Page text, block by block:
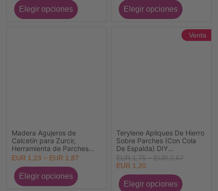
Madera Agujeros de
Calcetín para Zurcir,
Herramienta de Parches
para Tejer a Ganchillo Seta
1 Unidad
EUR 1,23 ~ EUR 1,87
Terylene Apliques De Hierro
Sobre Parches (Con Cola
De Espalda) DIY
Scrapbooking Craft
Multicolor Corazón Bordado
2 Unidades
Venta
EUR 1,75 ~ EUR 2,67
EUR 1,20